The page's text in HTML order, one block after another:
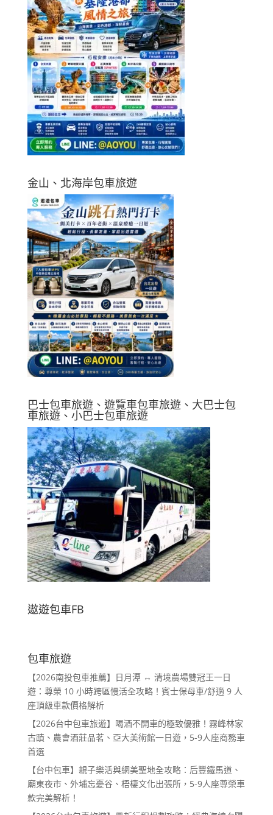
金山、北海岸包車旅遊
巴士包車旅遊、遊覽車包車旅遊、大巴士包
車旅遊、小巴士包車旅遊
遨遊包車FB
包車旅遊
【2026南投包車推薦】日月潭 ↔ 清境農場雙冠王一日
遊：尊榮 10 小時跨區慢活全攻略！賓士保母車/舒適 9 人
座頂級車款價格解析
【2026台中包車旅遊】喝酒不開車的極致優雅！霧峰林家
古蹟、農會酒莊品茗、亞大美術館一日遊，5-9人座商務車
首選
【台中包車】親子樂活與網美聖地全攻略：后豐鐵馬道、
廟東夜市、外埔忘憂谷、梧棲文化出張所，5-9人座尊榮車
款完美解析！